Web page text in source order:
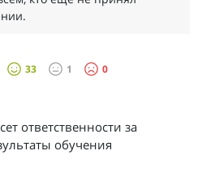
33 1 0
ответственности за
обучения